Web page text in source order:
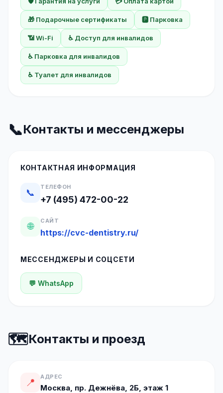
🎁 Подарочные сертификаты 🅿️ Парковка
📶 Wi-Fi ♿ Доступ для инвалидов
♿ Парковка для инвалидов
♿ Туалет для инвалидов
📞Контакты и мессенджеры
КОНТАКТНАЯ ИНФОРМАЦИЯ
📞
ТЕЛЕФОН
+7 (495) 472-00-22
🌐
САЙТ
https://cvc-dentistry.ru/
МЕССЕНДЖЕРЫ И СОЦСЕТИ
💬 WhatsApp
🗺️Контакты и проезд
📍 АДРЕС
Москва, пр. Дежнёва, 2Б, этаж 1